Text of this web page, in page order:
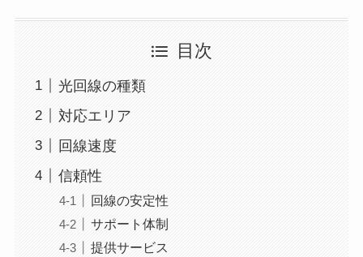
目次
光回線の種類
対応エリア
回線速度
信頼性
回線の安定性
サポート体制
提供サービス